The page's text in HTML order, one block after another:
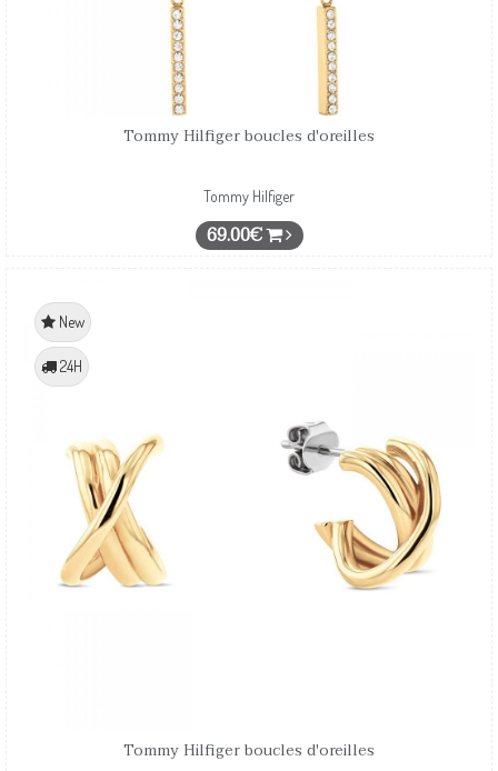
Tommy Hilfiger boucles d'oreilles
Tommy Hilfiger
69.00€
New
24H
Tommy Hilfiger boucles d'oreilles